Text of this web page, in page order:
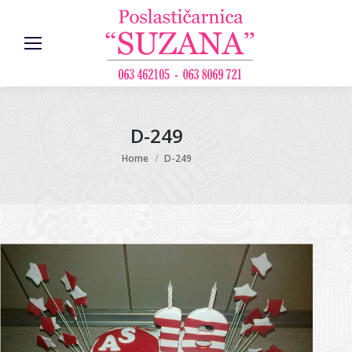
D-249
You are here:
Home D-249